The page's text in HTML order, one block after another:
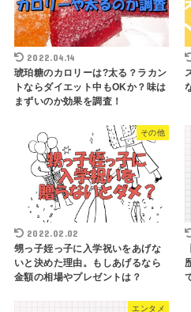
2022.04.14
琥珀糖のカロリーは?太る？ラカン
トならダイエット中もOKか？味は
まずいのか効果を調査！
その他
2022.02.02
甥っ子姪っ子に入学祝いをあげな
いと決めた理由。もしあげるなら
金額の相場やプレゼントは？
エンタメ